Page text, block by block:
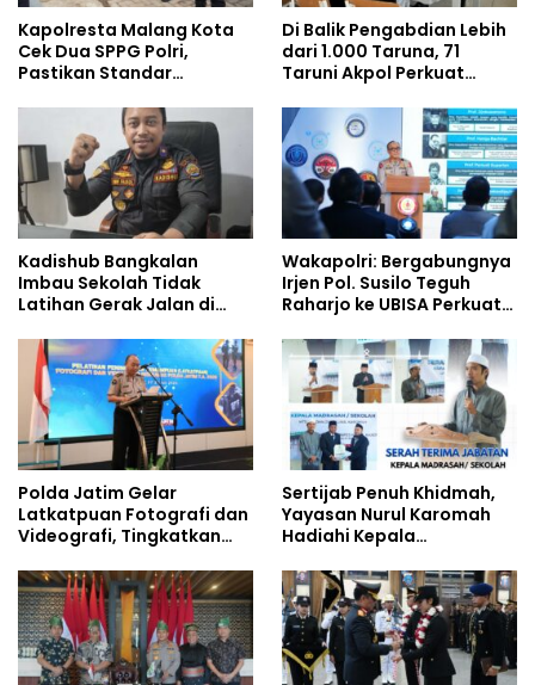
Kapolresta Malang Kota
Cek Dua SPPG Polri,
Pastikan Standar
Pengelolaan Limbah
Berjalan Optimal
Di Balik Pengabdian Lebih
dari 1.000 Taruna, 71
Taruni Akpol Perkuat
Siswa Sekolah Rakyat
Kadishub Bangkalan
Imbau Sekolah Tidak
Latihan Gerak Jalan di
Wakapolri: Bergabungnya
Irjen Pol. Susilo Teguh
Raharjo ke UBISA Perkuat
Studi Kepolisian
Polda Jatim Gelar
Latkatpuan Fotografi dan
Videografi, Tingkatkan
Era Digital
Sertijab Penuh Khidmah,
Yayasan Nurul Karomah
Hadiahi Kepala
Umrah